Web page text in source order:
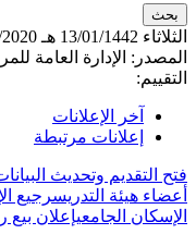
الثلاثاء 13/01/1442 هـ
01/
المصدر: الإدارة العامة
التقييم:
آخر الإعلانات
إعلانات مرتبطة
فتح التقديم وتحديث
أعضاء هيئة التدريسرجيع
الإسكان الجامعيإعلان بيع